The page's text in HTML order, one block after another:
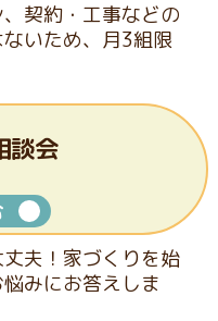
契約・工事などの
いため、月3組限
談会
夫！家づくりを始
みにお答えしま